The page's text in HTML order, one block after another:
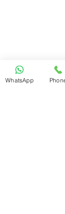
WhatsApp